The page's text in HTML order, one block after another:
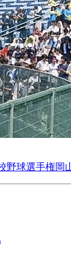
野球選手権岡